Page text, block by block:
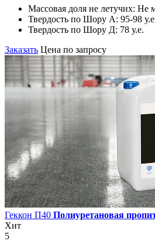
Массовая доля не летучих: Не
Твердость по Шору А: 95-98
Твердость по Шору Д: 78 у.е.
Заказать Цена по запросу
Геккон П40 Полиуретановая
Хит
5